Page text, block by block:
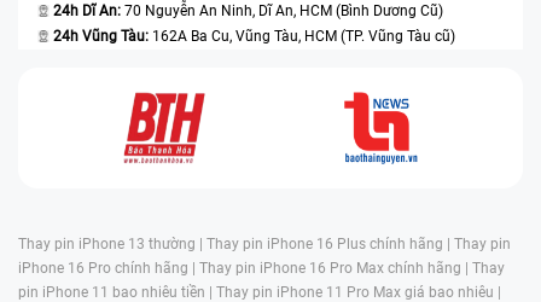
24h Dĩ An: 70 Nguyễn An Ninh, Dĩ An, HCM (Bình Dương Cũ)
24h Vũng Tàu: 162A Ba Cu, Vũng Tàu, HCM (TP. Vũng Tàu cũ)
Thay pin iPhone 13 thường | Thay pin iPhone 16 Plus chính hãng | Thay pin
iPhone 16 Pro chính hãng | Thay pin iPhone 16 Pro Max chính hãng | Thay
pin iPhone 11 bao nhiêu tiền | Thay pin iPhone 11 Pro Max giá bao nhiêu |